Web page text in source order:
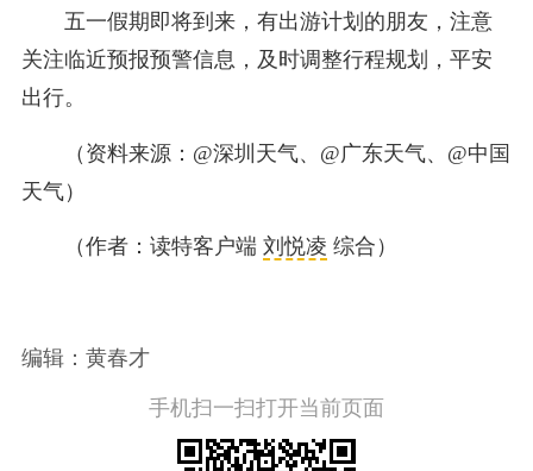
五一假期即将到来，有出游计划的朋友，注意
关注临近预报预警信息，及时调整行程规划，平安
出行。
（资料来源：@深圳天气、@广东天气、@中国
天气）
（作者：读特客户端 刘悦凌 综合）
编辑：黄春才
手机扫一扫打开当前页面